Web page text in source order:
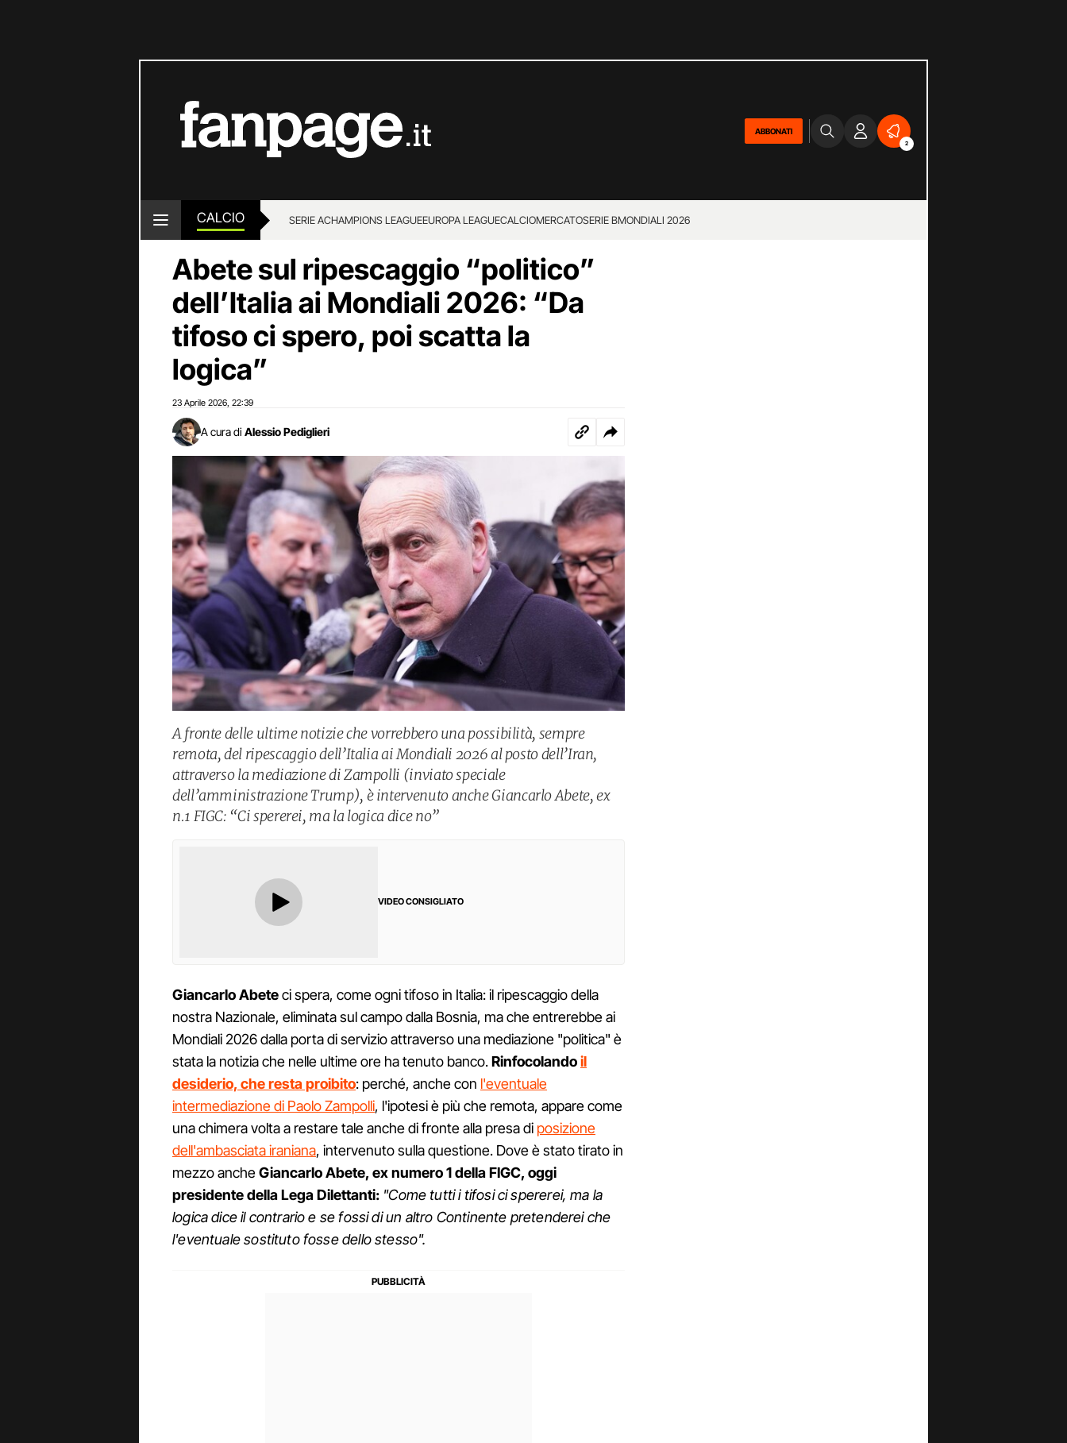
ABBONATI
2
CALCIO SERIE ACHAMPIONS LEAGUEEUROPA LEAGUECALCIOMERCATOSERIE BMONDIALI 2026
Abete sul ripescaggio “politico”
dell’Italia ai Mondiali 2026: “Da
tifoso ci spero, poi scatta la
logica”
23 Aprile 2026 22:39
A cura di Alessio Pediglieri
A fronte delle ultime notizie che vorrebbero una possibilità, sempre
remota, del ripescaggio dell’Italia ai Mondiali 2026 al posto dell’Iran,
attraverso la mediazione di Zampolli (inviato speciale
dell’amministrazione Trump), è intervenuto anche Giancarlo Abete, ex
n.1 FIGC: “Ci spererei, ma la logica dice no”
VIDEO CONSIGLIATO
Giancarlo Abeteci spera, come ogni tifoso in Italia: il ripescaggio della
nostra Nazionale, eliminata sul campo dalla Bosnia, ma che entrerebbe ai
Mondiali 2026 dalla porta di servizio attraverso una mediazione "politica" è
stata la notizia che nelle ultime ore ha tenuto banco.Rinfocolandoil
desiderio, che resta proibito: perché, anche con l'eventuale
intermediazione di Paolo Zampolli, l'ipotesi è più che remota, appare come
una chimera volta a restare tale anche di fronte alla presa di posizione
dell'ambasciata iraniana, intervenuto sulla questione. Dove è stato tirato in
mezzo ancheGiancarlo Abete, ex numero 1 della FIGC, oggi
presidente della Lega Dilettanti: "Come tutti i tifosi ci spererei, ma la
logica dice il contrario e se fossi di un altro Continente pretenderei che
l'eventuale sostituto fosse dello stesso".